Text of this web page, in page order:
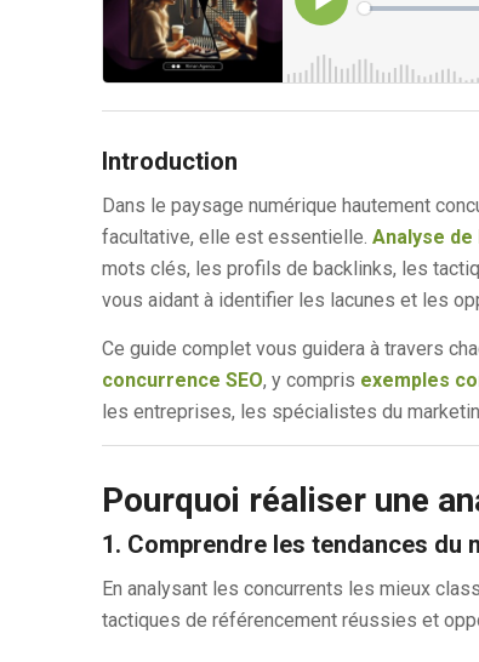
Introduction
Dans le paysage numérique hautement
facultative, elle est essentielle. Analyse de
mots clés, les profils de backlinks, les
vous aidant à identifier les lacunes et les
Ce guide complet vous guidera à travers
concurrence SEO, y compris exemples
les entreprises, les spécialistes du
Pourquoi réaliser une
1. Comprendre les tendances du
En analysant les concurrents les mieux
tactiques de référencement réussies et